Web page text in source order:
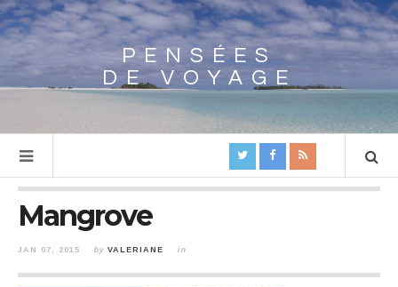
Array
PENSÉES
DE VOYAGE
Mangrove
JAN 07, 2015 by VALERIANE in